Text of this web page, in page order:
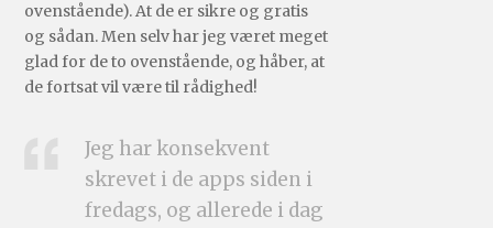
ovenstående). At de er sikre og gratis
og sådan. Men selv har jeg været meget
glad for de to ovenstående, og håber, at
de fortsat vil være til rådighed!
Jeg har konsekvent
skrevet i de apps siden i
fredags, og allerede i dag